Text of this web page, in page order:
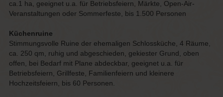
ca.1 ha, geeignet u.a. für Betriebsfeiern, Märkte, Open-Air-
Veranstaltungen oder Sommerfeste, bis 1.500 Personen
Küchenruine
Stimmungsvolle Ruine der ehemaligen Schlossküche, 4 Räume,
ca. 250 qm, ruhig und abgeschieden, gekiester Grund, oben
offen, bei Bedarf mit Plane abdeckbar, geeignet u.a. für
Betriebsfeiern, Grillfeste, Familienfeiern und kleinere
Hochzeitsfeiern, bis 60 Personen.